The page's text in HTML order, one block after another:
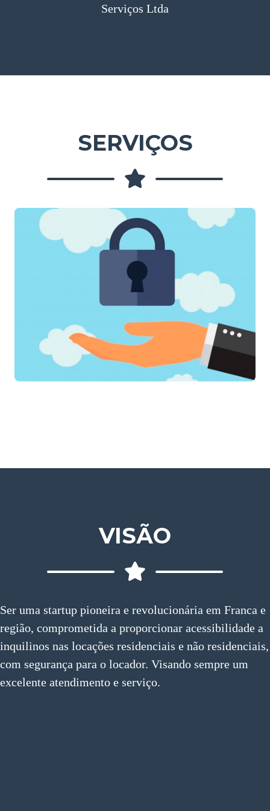
Serviços Ltda
SERVIÇOS
VISÃO
Ser uma startup pioneira e revolucionária em Franca e
região, comprometida a proporcionar acessibilidade a
inquilinos nas locações residenciais e não residenciais,
com segurança para o locador. Visando sempre um
excelente atendimento e serviço.